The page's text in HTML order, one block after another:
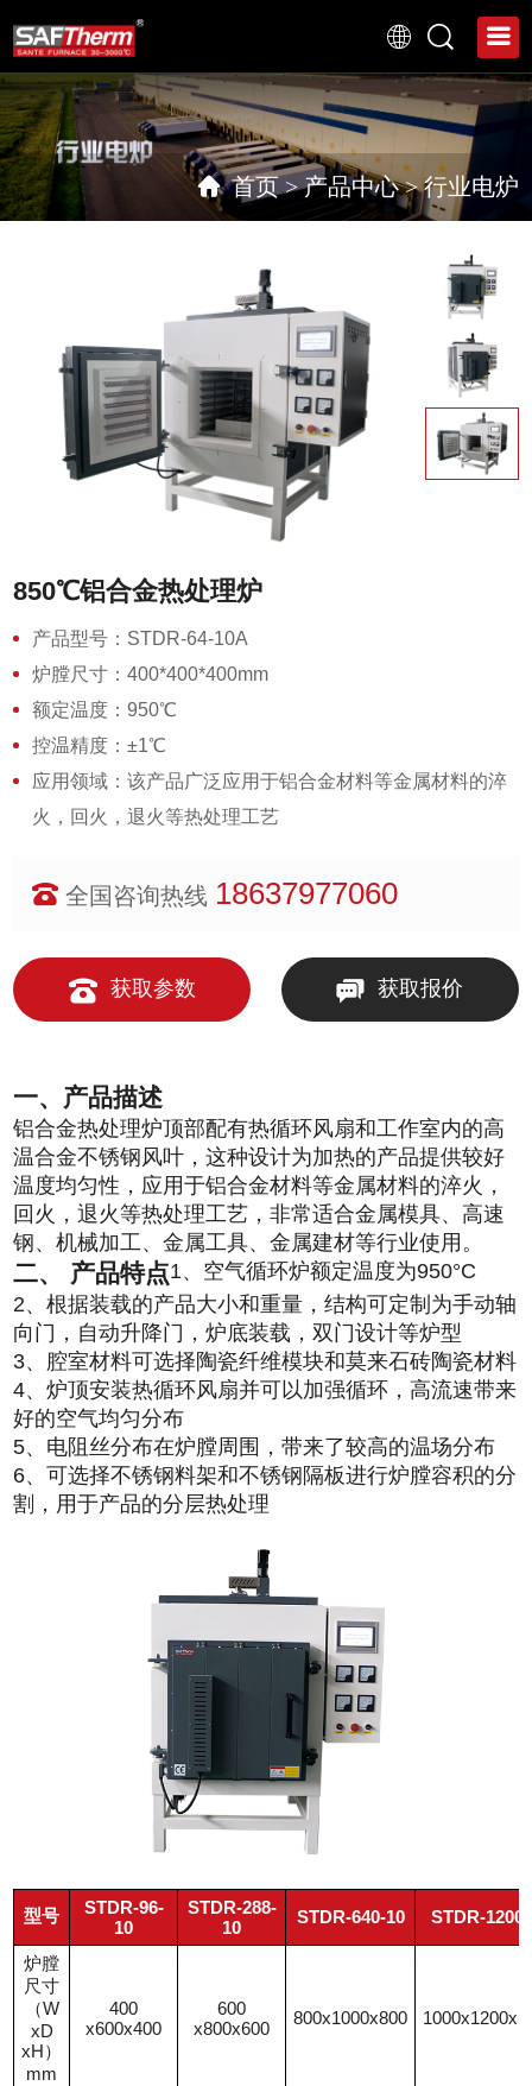
首页>产品中心>行业电炉
850℃铝合金热处理炉
产品型号：STDR-64-10A
炉膛尺寸：400*400*400mm
额定温度：950℃
控温精度：±1℃
应用领域：该产品广泛应用于铝合金材料等金属材料的淬
火，回火，退火等热处理工艺
全国咨询热线 18637977060
获取参数 获取报价
一、产品描述
铝合金热处理炉顶部配有热循环风扇和工作室内的高
温合金不锈钢风叶，这种设计为加热的产品提供较好
温度均匀性，应用于铝合金材料等金属材料的淬火，
回火，退火等热处理工艺，非常适合金属模具、高速
钢、机械加工、金属工具、金属建材等行业使用。
二、 产品特点1、空气循环炉额定温度为950°C
2、根据装载的产品大小和重量，结构可定制为手动轴
向门，自动升降门，炉底装载，双门设计等炉型
3、腔室材料可选择陶瓷纤维模块和莫来石砖陶瓷材料
4、炉顶安装热循环风扇并可以加强循环，高流速带来
好的空气均匀分布
5、电阻丝分布在炉膛周围，带来了较高的温场分布
6、可选择不锈钢料架和不锈钢隔板进行炉膛容积的分
割，用于产品的分层热处理
型号
STDR-96-
10
STDR-288-
10
STDR-640-10 STDR-
炉膛
尺寸
（W
xD
xH）
mm
400
x600x400
600
x800x600
800x1000x800